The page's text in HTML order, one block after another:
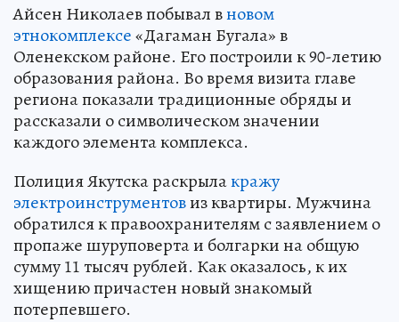
Айсен Николаев побывал вновом
этнокомплексе«Дагаман Бугала» в
Оленекском районе. Его построили к 90-летию
образования района. Во время визита главе
региона показали традиционные обряды и
рассказали о символическом значении
каждого элемента комплекса.
Полиция Якутска раскрылакражу
электроинструментовиз квартиры. Мужчина
обратился к правоохранителям с заявлением о
пропаже шуруповерта и болгарки на общую
сумму 11 тысяч рублей. Как оказалось, к их
хищению причастен новый знакомый
потерпевшего.